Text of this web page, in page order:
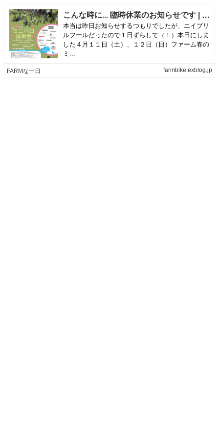
こんな時に... 臨時休業のお知らせです | FARMな一日
本当は昨日お知らせするつもりでしたが、エイプリ
ルフールだったので１日ずらして（！）本日にしま
した４月１１日（土）、１２日（日）ファーム春の
ミ...
FARMな一日 farmbike.exblog.jp